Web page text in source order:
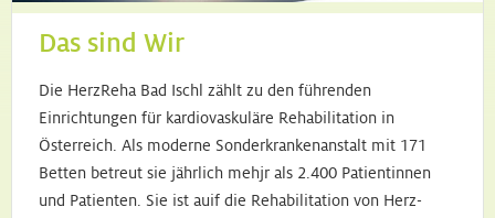
Das sind Wir
Die HerzReha Bad Ischl zählt zu den führenden
Einrichtungen für kardiovaskuläre Rehabilitation in
Österreich. Als moderne Sonderkrankenanstalt mit 171
Betten betreut sie jährlich mehjr als 2.400 Patientinnen
und Patienten. Sie ist auif die Rehabilitation von Herz-